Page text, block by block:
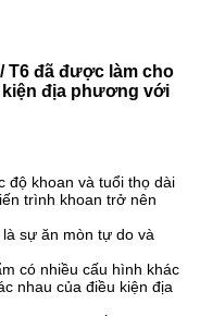
T6 đã được làm cho
kiện địa phương với
độ khoan và tuổi thọ dài
trình khoan trở nên
sự ăn mòn tự do và
có nhiều cấu hình khác
nhau của điều kiện địa